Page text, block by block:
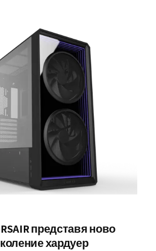
представя ново
хардуер